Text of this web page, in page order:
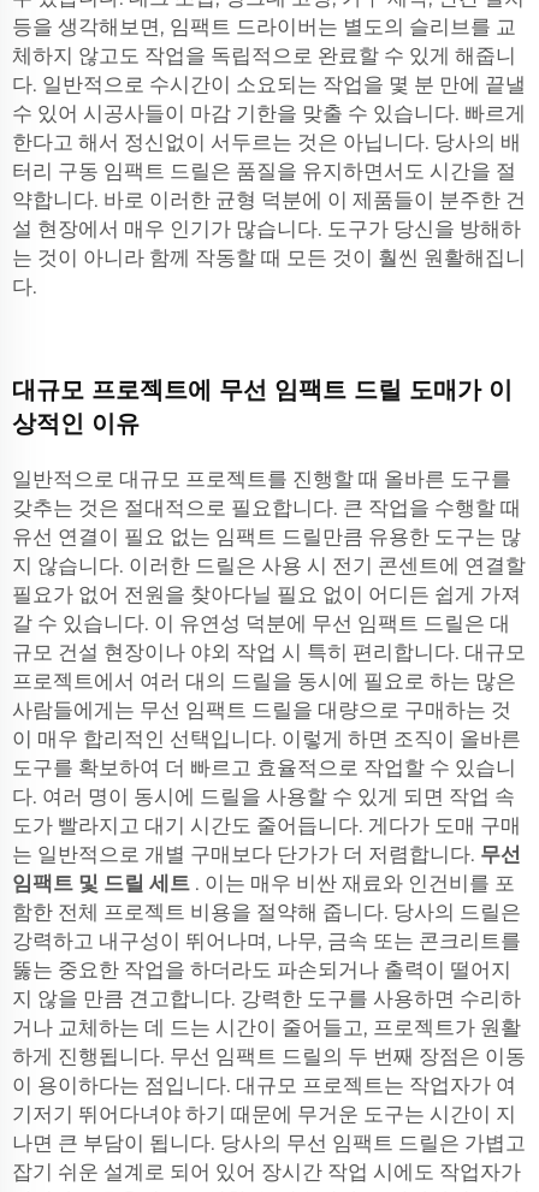
등을 생각해보면, 임팩트 드라이버는 별도의 슬리브를 교
체하지 않고도 작업을 독립적으로 완료할 수 있게 해줍니
다. 일반적으로 수시간이 소요되는 작업을 몇 분 만에 끝낼
수 있어 시공사들이 마감 기한을 맞출 수 있습니다. 빠르게
한다고 해서 정신없이 서두르는 것은 아닙니다. 당사의 배
터리 구동 임팩트 드릴은 품질을 유지하면서도 시간을 절
약합니다. 바로 이러한 균형 덕분에 이 제품들이 분주한 건
설 현장에서 매우 인기가 많습니다. 도구가 당신을 방해하
는 것이 아니라 함께 작동할 때 모든 것이 훨씬 원활해집니
다.
대규모 프로젝트에 무선 임팩트 드릴 도매가 이
상적인 이유
일반적으로 대규모 프로젝트를 진행할 때 올바른 도구를
갖추는 것은 절대적으로 필요합니다. 큰 작업을 수행할 때
유선 연결이 필요 없는 임팩트 드릴만큼 유용한 도구는 많
지 않습니다. 이러한 드릴은 사용 시 전기 콘센트에 연결할
필요가 없어 전원을 찾아다닐 필요 없이 어디든 쉽게 가져
갈 수 있습니다. 이 유연성 덕분에 무선 임팩트 드릴은 대
규모 건설 현장이나 야외 작업 시 특히 편리합니다. 대규모
프로젝트에서 여러 대의 드릴을 동시에 필요로 하는 많은
사람들에게는 무선 임팩트 드릴을 대량으로 구매하는 것
이 매우 합리적인 선택입니다. 이렇게 하면 조직이 올바른
도구를 확보하여 더 빠르고 효율적으로 작업할 수 있습니
다. 여러 명이 동시에 드릴을 사용할 수 있게 되면 작업 속
도가 빨라지고 대기 시간도 줄어듭니다. 게다가 도매 구매
는 일반적으로 개별 구매보다 단가가 더 저렴합니다. 무선
임팩트 및 드릴 세트 . 이는 매우 비싼 재료와 인건비를 포
함한 전체 프로젝트 비용을 절약해 줍니다. 당사의 드릴은
강력하고 내구성이 뛰어나며, 나무, 금속 또는 콘크리트를
뚫는 중요한 작업을 하더라도 파손되거나 출력이 떨어지
지 않을 만큼 견고합니다. 강력한 도구를 사용하면 수리하
거나 교체하는 데 드는 시간이 줄어들고, 프로젝트가 원활
하게 진행됩니다. 무선 임팩트 드릴의 두 번째 장점은 이동
이 용이하다는 점입니다. 대규모 프로젝트는 작업자가 여
기저기 뛰어다녀야 하기 때문에 무거운 도구는 시간이 지
나면 큰 부담이 됩니다. 당사의 무선 임팩트 드릴은 가볍고
잡기 쉬운 설계로 되어 있어 장시간 작업 시에도 작업자가